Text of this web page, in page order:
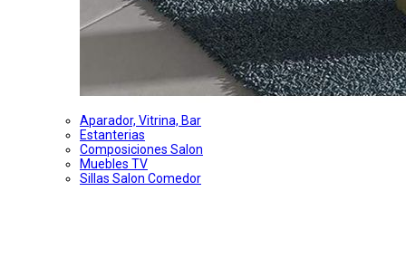
Aparador, Vitrina, Bar
Estanterias
Composiciones Salon
Muebles TV
Sillas Salon Comedor